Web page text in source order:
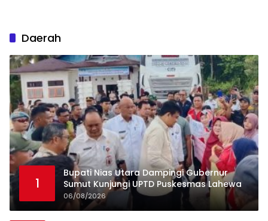
Daerah
1
Bupati Nias Utara Dampingi Gubernur
Sumut Kunjungi UPTD Puskesmas Lahewa
06/08/2026